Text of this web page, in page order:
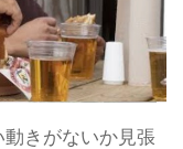
きがないか見張